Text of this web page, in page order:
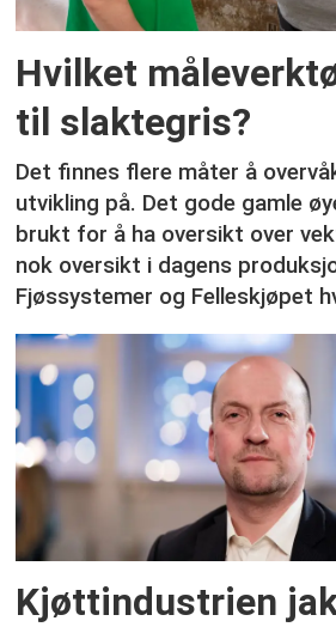
Hvilket
til slaktegris?
Det finnes flere måter å
utvikling på. Det gode gamle
brukt for å ha oversikt over
nok oversikt i dagens
Fjøssystemer og Felleskjøpet
Kjøttindustrien